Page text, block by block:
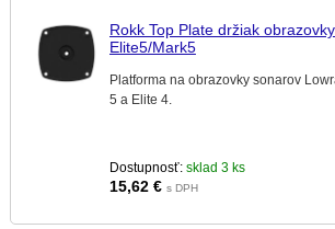
Rokk Top Plate držiak
Elite5/Mark5
Platforma na obrazovky sonarov
5 a Elite 4.
Dostupnosť:sklad 3 ks
15,62 € s DPH